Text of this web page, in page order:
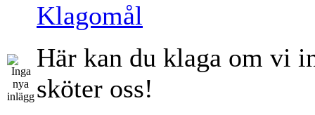
Klagomål
Här kan du klaga om vi
sköter oss!